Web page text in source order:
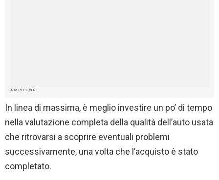
ADVERTISEMENT
In linea di massima, è meglio investire un po’ di tempo
nella valutazione completa della qualità dell’auto usata
che ritrovarsi a scoprire eventuali problemi
successivamente, una volta che l’acquisto è stato
completato.